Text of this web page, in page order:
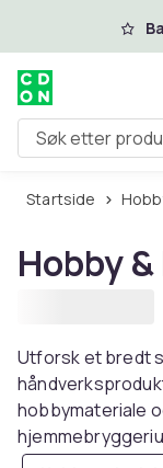
Hopp til
Søk etter
Startside
Hobby
Utforsk et bredt
hobbymateriale